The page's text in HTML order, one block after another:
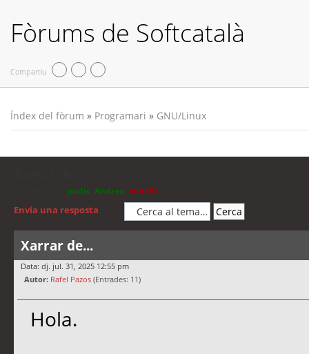
Fòrums de Softcatalà
Compartiu
Índex del fòrum » Programari » GNU/Linux
jordis Andreu cubells
Envia una resposta
Xarrar de...
Data: dj. jul. 31, 2025 12:55 pm
Autor: Rafel Pazos (Entrades: 11)
Hola.